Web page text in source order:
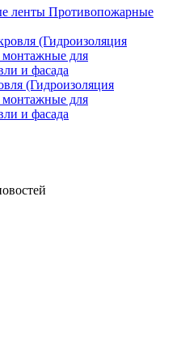
Противопожарные
(Гидроизоляция
монтажные для
и фасада